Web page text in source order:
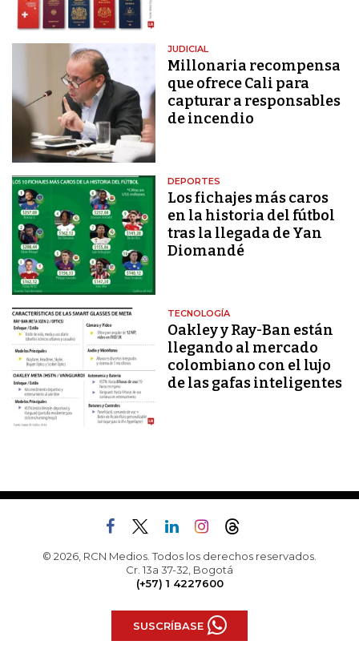
JUDICIAL
Millonaria recompensa
que ofrece Cali para
capturar a responsables
de incendio
DEPORTES
Los fichajes más caros
en la historia del fútbol
tras la llegada de Yan
Diomandé
TECNOLOGÍA
Oakley y Ray-Ban están
llegando al mercado
colombiano con el lujo
de las gafas inteligentes
© 2026, RCN Medios. Todos los derechos reservados.
Cr. 13a 37-32, Bogotá
(+57) 1 4227600
SUSCRÍBASE